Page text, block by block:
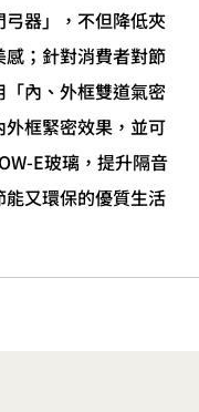
器」，不但降低夾
；針對消費者對節
內、外框雙道氣密
框緊密效果，並可
E玻璃，提升隔音
又環保的優質生活